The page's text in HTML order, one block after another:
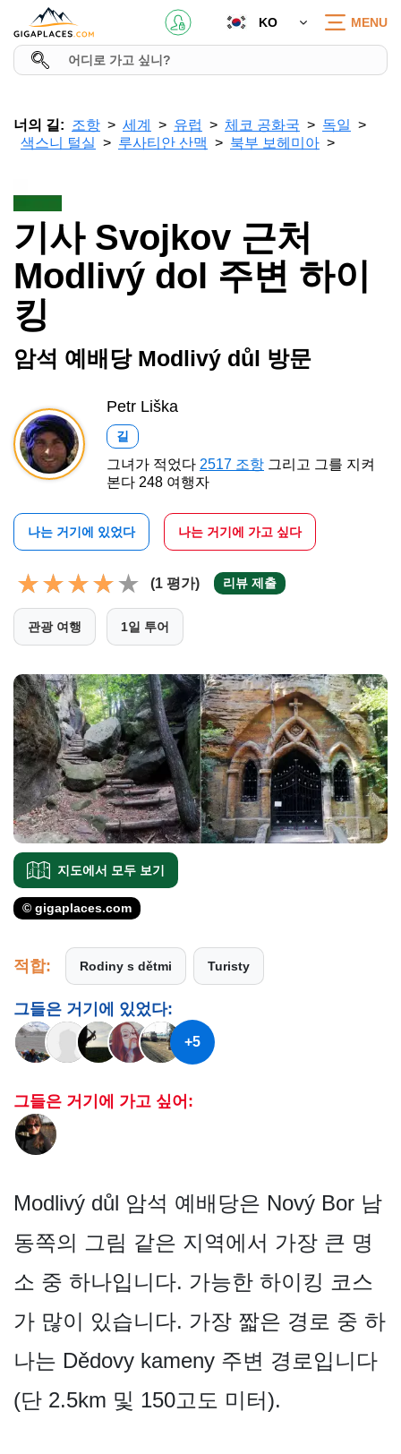
KO MENU
너의 길: 조항 세계 유럽 체코 공화국
독일
색스니 털실
루사티안 산맥 북부 보헤미아
기사 Svojkov 근처
Modlivý dol 주변 하이
킹
암석 예배당 Modlivý důl 방문
Petr Liška
길
그녀가 적었다 2517 조항 그리고 그를 지켜
본다 248 여행자
나는 거기에 있었다 나는 거기에 가고 싶다
(1 평가) 리뷰 제출
관광 여행 1일 투어
지도에서 모두 보기
© gigaplaces.com
적합: Rodiny s dětmi Turisty
그들은 거기에 있었다:
+5
그들은 거기에 가고 싶어:
Modlivý důl 암석 예배당은 Nový Bor 남
동쪽의 그림 같은 지역에서 가장 큰 명
소 중 하나입니다. 가능한 하이킹 코스
가 많이 있습니다. 가장 짧은 경로 중 하
나는 Dědovy kameny 주변 경로입니다
(단 2.5km 및 150고도 미터).